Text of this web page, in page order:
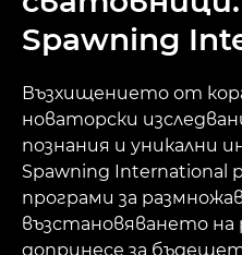
Spawning
Възхищението от
новаторски
познания и уникални
Spawning International
програми за
възстановяването
допринесе за